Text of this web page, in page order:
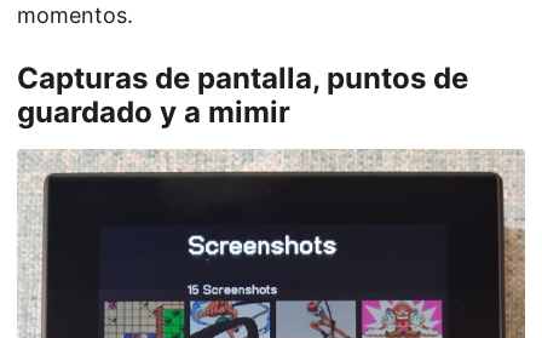
momentos.
Capturas de pantalla, puntos de
guardado y a mimir